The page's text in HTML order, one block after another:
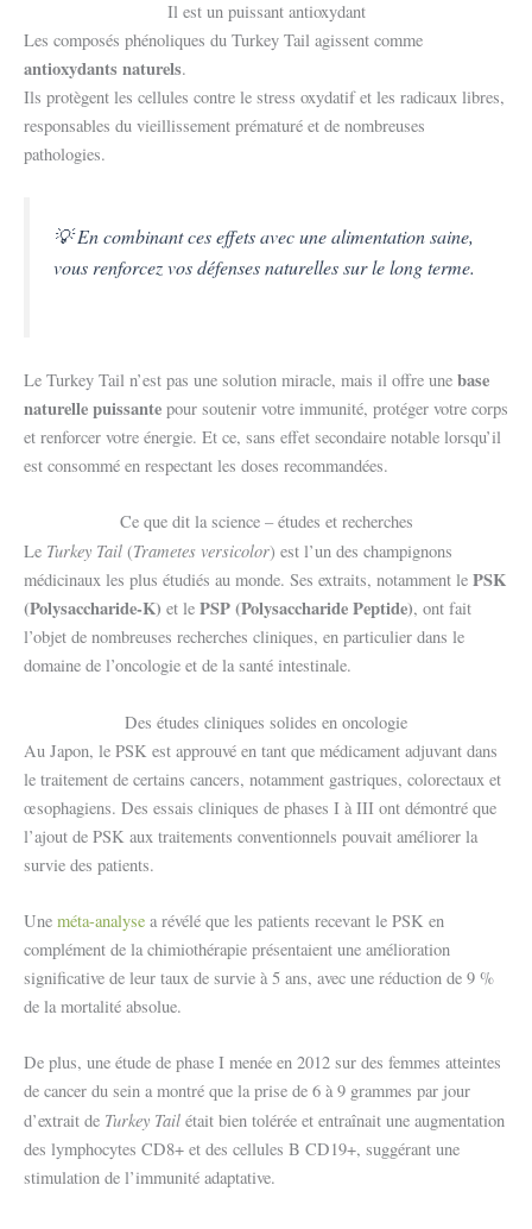
Il est un puissant antioxydant
Les composés phénoliques du Turkey Tail agissent comme
antioxydants naturels.
Ils protègent les cellules contre le stress oxydatif et les radicaux libres,
responsables du vieillissement prématuré et de nombreuses
pathologies.
💡 En combinant ces effets avec une alimentation saine,
vous renforcez vos défenses naturelles sur le long terme.
Le Turkey Tail n’est pas une solution miracle, mais il offre une base
naturelle puissante pour soutenir votre immunité, protéger votre corps
et renforcer votre énergie. Et ce, sans effet secondaire notable lorsqu’il
est consommé en respectant les doses recommandées.
Ce que dit la science – études et recherches
Le Turkey Tail (Trametes versicolor) est l’un des champignons
médicinaux les plus étudiés au monde. Ses extraits, notamment le PSK
(Polysaccharide-K) et le PSP (Polysaccharide Peptide), ont fait
l’objet de nombreuses recherches cliniques, en particulier dans le
domaine de l’oncologie et de la santé intestinale.
Des études cliniques solides en oncologie
Au Japon, le PSK est approuvé en tant que médicament adjuvant dans
le traitement de certains cancers, notamment gastriques, colorectaux et
œsophagiens. Des essais cliniques de phases I à III ont démontré que
l’ajout de PSK aux traitements conventionnels pouvait améliorer la
survie des patients. ​
Une méta-analyse a révélé que les patients recevant le PSK en
complément de la chimiothérapie présentaient une amélioration
significative de leur taux de survie à 5 ans, avec une réduction de 9 %
de la mortalité absolue.
De plus, une étude de phase I menée en 2012 sur des femmes atteintes
de cancer du sein a montré que la prise de 6 à 9 grammes par jour
d’extrait de Turkey Tail était bien tolérée et entraînait une augmentation
des lymphocytes CD8+ et des cellules B CD19+, suggérant une
stimulation de l’immunité adaptative.